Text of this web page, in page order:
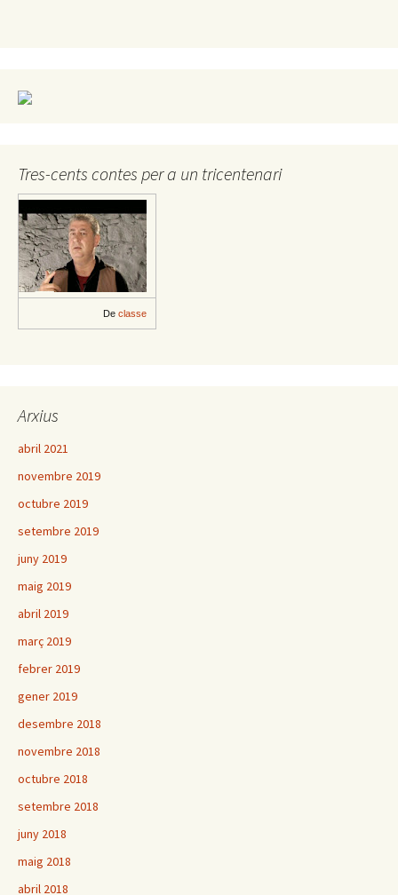
Tres-cents contes per a un tricentenari
De classe
Arxius
abril 2021
novembre 2019
octubre 2019
setembre 2019
juny 2019
maig 2019
abril 2019
març 2019
febrer 2019
gener 2019
desembre 2018
novembre 2018
octubre 2018
setembre 2018
juny 2018
maig 2018
abril 2018